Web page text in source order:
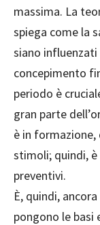
massima. La
spiega come la
siano influenzati
concepimento
periodo è
gran parte
è in
stimoli; quindi,
preventivi.
È, quindi,
pongono le